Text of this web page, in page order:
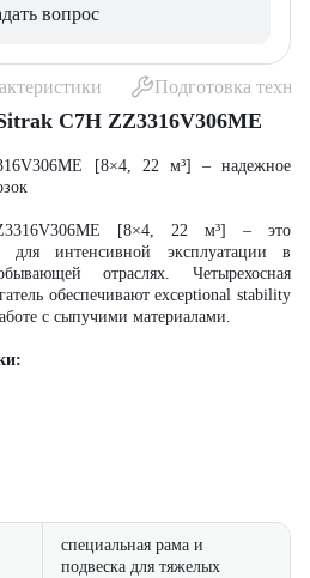
вопрос
Подготовка
C7H ZZ3316V306ME
[8×4, 22 м³] – надежное
[8×4, 22 м³] – это
для интенсивной эксплуатации в
отраслях. Четырехосная
обеспечивают exceptional stability
с сыпучими материалами.
специальная рама и
подвеска для тяжелых